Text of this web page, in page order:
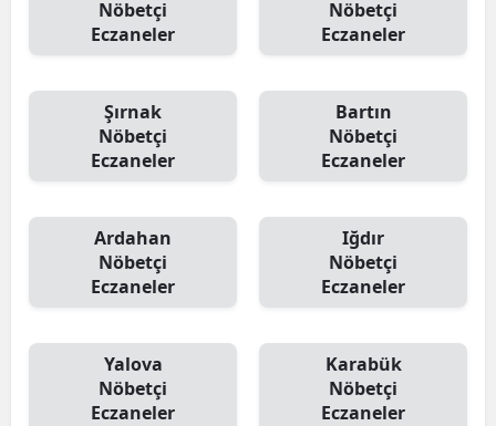
Nöbetçi
Eczaneler
Nöbetçi
Eczaneler
Şırnak
Nöbetçi
Eczaneler
Bartın
Nöbetçi
Eczaneler
Ardahan
Nöbetçi
Eczaneler
Iğdır
Nöbetçi
Eczaneler
Yalova
Nöbetçi
Eczaneler
Karabük
Nöbetçi
Eczaneler